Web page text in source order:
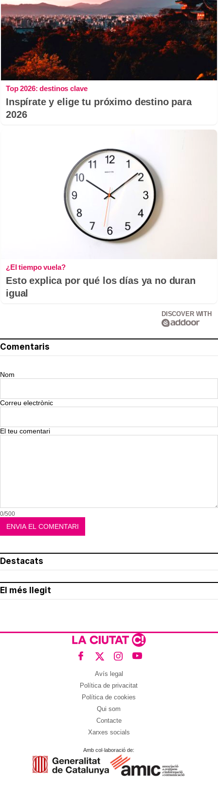
Top 2026: destinos clave
Inspírate y elige tu próximo destino para
2026
¿El tiempo vuela?
Esto explica por qué los días ya no duran
igual
DISCOVER WITH
Comentaris
Nom
Correu electrònic
El teu comentari
0/500
Destacats
El més llegit
Avís legal
Política de privacitat
Política de cookies
Qui som
Contacte
Xarxes socials
Amb col·laboració de: